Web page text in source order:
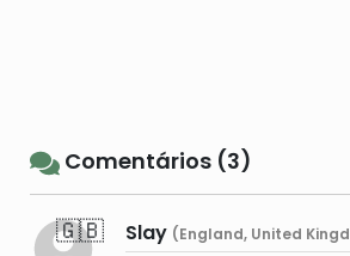
Comentários (3)
🇬🇧 Slay (England, United